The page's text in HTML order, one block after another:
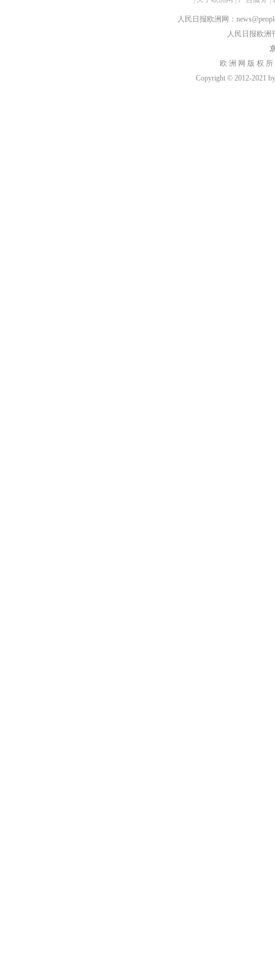
人民日报欧洲网：
人民日报欧洲
欧 洲 网 版 权
Copyright © 2012-2021